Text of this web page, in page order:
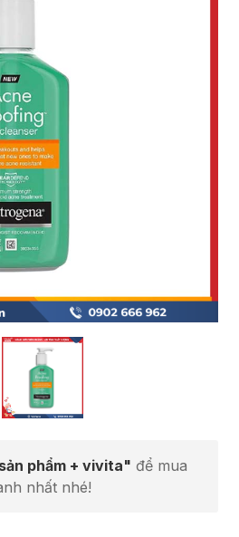
phẩm + vivita" để mua
nhất nhé!